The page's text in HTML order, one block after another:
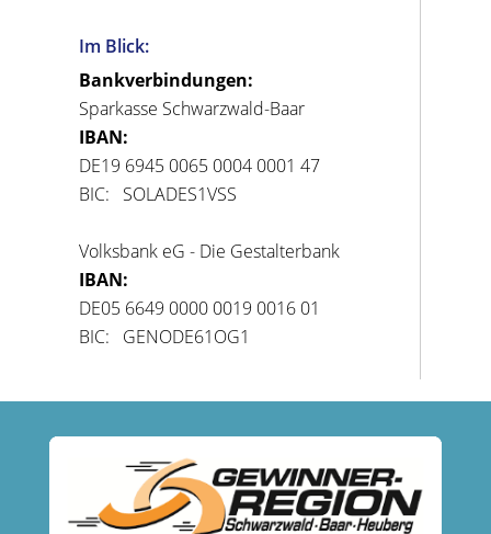
Im Blick:
Bankverbindungen:
Sparkasse Schwarzwald-Baar
IBAN:
DE19 6945 0065 0004 0001 47
BIC: SOLADES1VSS
Volksbank eG - Die Gestalterbank
IBAN:
DE05 6649 0000 0019 0016 01
BIC: GENODE61OG1